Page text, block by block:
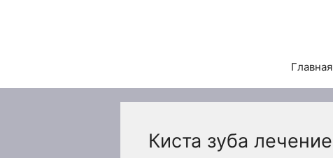
Главная
Киста зуба лечение